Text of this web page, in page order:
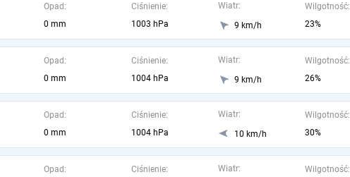
Opad:
0 mm
Ciśnienie:
1003 hPa
Wiatr:
9 km/h
Wilgotność:
23%
Opad:
0 mm
Ciśnienie:
1004 hPa
Wiatr:
9 km/h
Wilgotność:
26%
Opad:
0 mm
Ciśnienie:
1004 hPa
Wiatr:
10 km/h
Wilgotność:
30%
Opad:
Ciśnienie:
Wiatr:
Wilgotność: